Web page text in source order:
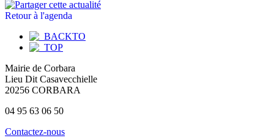
Retour à l'agenda
Mairie de Corbara
Lieu Dit Casavecchielle
20256 CORBARA
04 95 63 06 50
Contactez-nous